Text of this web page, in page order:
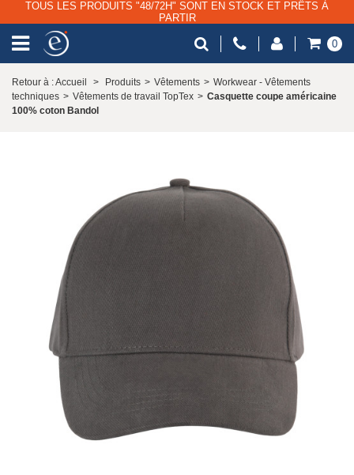
TOUS LES PRODUITS "48/72H" SONT EN STOCK ET PRÊTS À
PARTIR
0
Retour à : Accueil > Produits > Vêtements > Workwear - Vêtements
techniques > Vêtements de travail TopTex > Casquette coupe américaine
100% coton Bandol